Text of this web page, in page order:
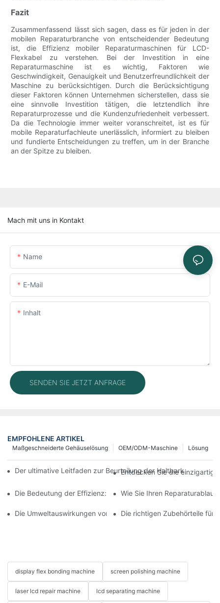
Fazit
Zusammenfassend lässt sich sagen, dass es für jeden in der
mobilen Reparaturbranche von entscheidender Bedeutung
ist, die Effizienz mobiler Reparaturmaschinen für LCD-
Flexkabel zu verstehen. Bei der Investition in eine
Reparaturmaschine ist es wichtig, Faktoren wie
Geschwindigkeit, Genauigkeit und Benutzerfreundlichkeit der
Maschine zu berücksichtigen. Durch die Berücksichtigung
dieser Faktoren können Unternehmen sicherstellen, dass sie
eine sinnvolle Investition tätigen, die letztendlich ihre
Reparaturprozesse und die Kundenzufriedenheit verbessert.
Da die Technologie immer weiter voranschreitet, ist es für
mobile Reparaturfachleute unerlässlich, informiert zu bleiben
und fundierte Entscheidungen zu treffen, um in der Branche
an der Spitze zu bleiben.
Mach mit uns in Kontakt
Name
E-Mail
Inhalt
SENDEN SIE JETZT ANFRAGE
EMPFOHLENE ARTIKEL
Lösung
OEM/ODM-Maschine
Maßgeschneiderte Gehäuselösung
Der ultimative Leitfaden zur Beurteilung der Haltbarkeit
Entdecken Sie die
Die Bedeutung der Effizienz: Bewertung der Lasermaschine
Wie Sie Ihren
Die Umweltauswirkungen von Telefonreparaturmaschinen in
Die richtigen Zubehörteile für
display flex bonding machine screen polishing machine
laser lcd repair machine lcd separating machine